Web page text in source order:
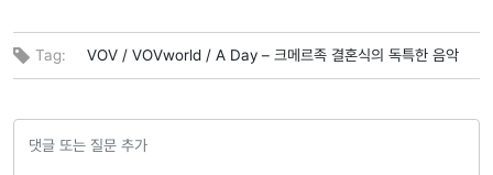
Tag: VOV / VOVworld / A Day – 크메르족 결혼식의 독특한 음악